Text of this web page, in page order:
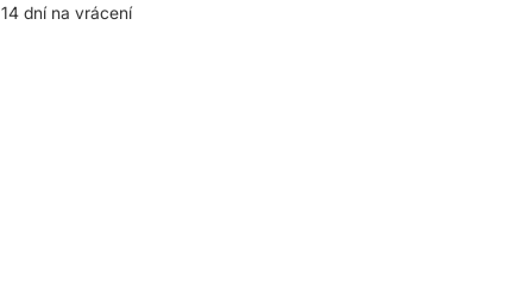
14 dní na vrácení